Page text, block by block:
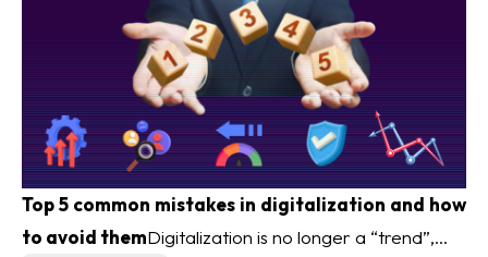
Top 5 common mistakes in digitalization and how
to avoid themDigitalization is no longer a “trend”,...